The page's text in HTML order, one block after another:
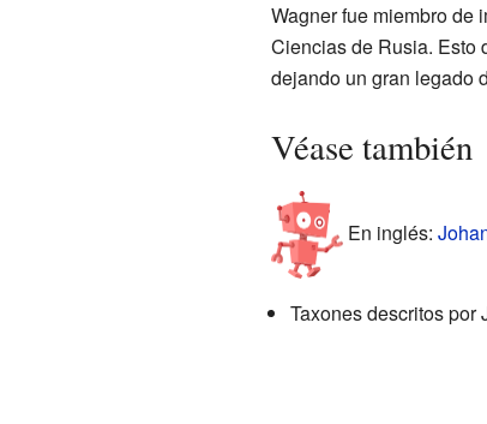
Wagner fue miembro de
Ciencias de Rusia. Esto
dejando un gran legado
Véase también
En inglés:
Taxones descritos por